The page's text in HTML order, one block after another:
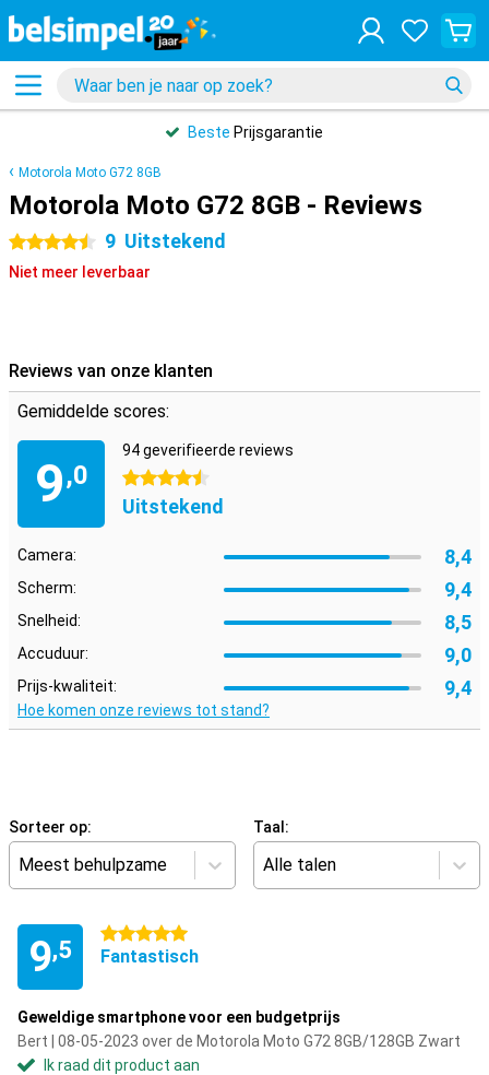
Beste Prijsgarantie
Motorola Moto G72 8GB
Motorola Moto G72 8GB - Reviews
4.5 sterren 9 Uitstekend
Niet meer leverbaar
Reviews van onze klanten
Gemiddelde scores:
9,0
94 geverifieerde reviews
4.5 sterren
Uitstekend
Camera: 8,4
Scherm: 9,4
Snelheid: 8,5
Accuduur: 9,0
Prijs-kwaliteit: 9,4
Hoe komen onze reviews tot stand?
Sorteer op:
Meest behulpzame
Taal:
Alle talen
9,5
5 sterren
Fantastisch
Geweldige smartphone voor een budgetprijs
Bert | 08-05-2023 over de Motorola Moto G72 8GB/128GB Zwart
Ik raad dit product aan